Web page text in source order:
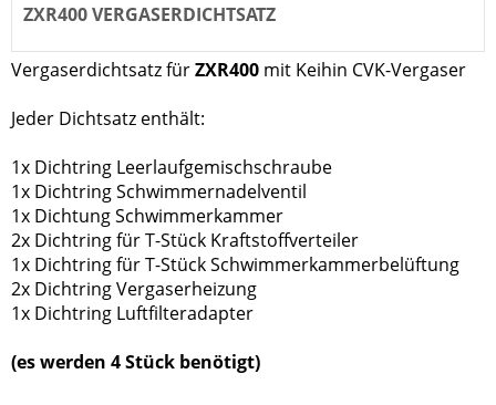
ZXR400 VERGASERDICHTSATZ
Vergaserdichtsatz fürZXR400 mit Keihin CVK-Vergaser
Jeder Dichtsatz enthält:
1x Dichtring Leerlaufgemischschraube
1x Dichtring Schwimmernadelventil
1x Dichtung Schwimmerkammer
2x Dichtring für T-Stück Kraftstoffverteiler
1x Dichtring für T-Stück Schwimmerkammerbelüftung
2x Dichtring Vergaserheizung
1x Dichtring Luftfilteradapter
(es werden 4 Stück benötigt)